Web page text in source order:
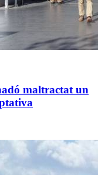
maltractat un